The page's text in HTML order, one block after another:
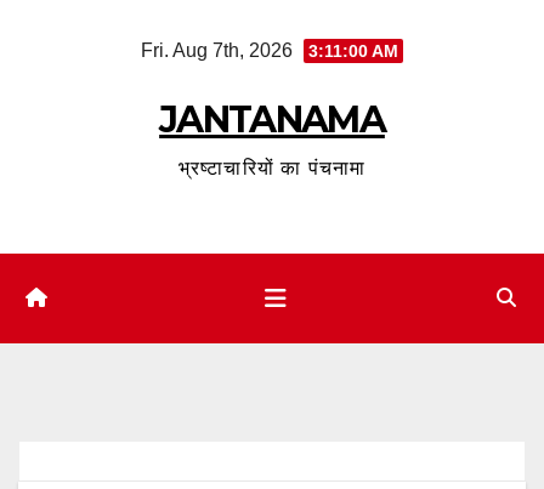
Fri. Aug 7th, 2026 3:11:01 AM
JANTANAMA
भ्रष्टाचारियों का पंचनामा